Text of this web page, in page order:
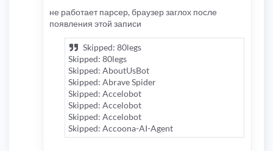
не работает парсер, браузер заглох после
появления этой записи
Skipped: 80legs
Skipped: 80legs
Skipped: AboutUsBot
Skipped: Abrave Spider
Skipped: Accelobot
Skipped: Accelobot
Skipped: Accelobot
Skipped: Accoona-AI-Agent